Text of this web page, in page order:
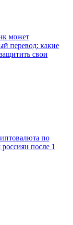
может
перевод: какие
свои
по
после 1